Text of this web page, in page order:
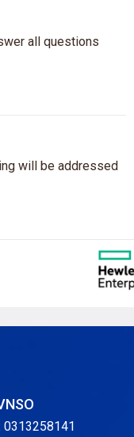
all questions
will be addressed